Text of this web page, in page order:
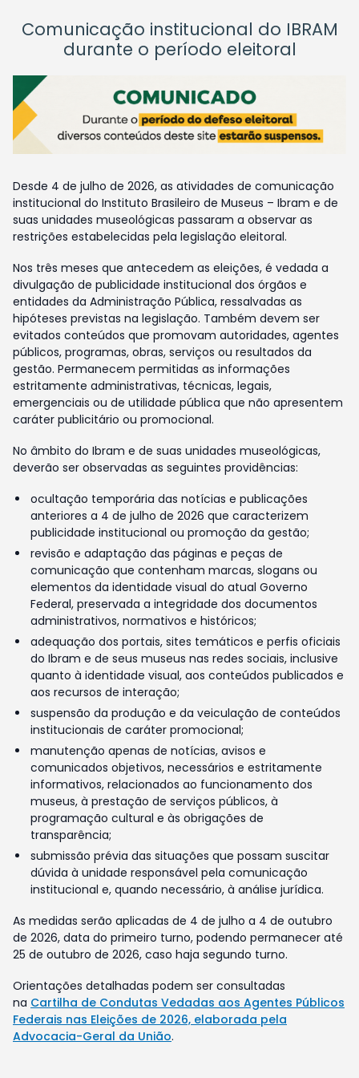
Comunicação institucional do IBRAM
durante o período eleitoral
Desde 4 de julho de 2026, as atividades de comunicação
institucional do Instituto Brasileiro de Museus – Ibram e de
suas unidades museológicas passaram a observar as
restrições estabelecidas pela legislação eleitoral.
Nos três meses que antecedem as eleições, é vedada a
divulgação de publicidade institucional dos órgãos e
entidades da Administração Pública, ressalvadas as
hipóteses previstas na legislação. Também devem ser
evitados conteúdos que promovam autoridades, agentes
públicos, programas, obras, serviços ou resultados da
gestão. Permanecem permitidas as informações
estritamente administrativas, técnicas, legais,
emergenciais ou de utilidade pública que não apresentem
caráter publicitário ou promocional.
No âmbito do Ibram e de suas unidades museológicas,
deverão ser observadas as seguintes providências:
ocultação temporária das notícias e publicações
anteriores a 4 de julho de 2026 que caracterizem
publicidade institucional ou promoção da gestão;
revisão e adaptação das páginas e peças de
comunicação que contenham marcas, slogans ou
elementos da identidade visual do atual Governo
Federal, preservada a integridade dos documentos
administrativos, normativos e históricos;
adequação dos portais, sites temáticos e perfis oficiais
do Ibram e de seus museus nas redes sociais, inclusive
quanto à identidade visual, aos conteúdos publicados e
aos recursos de interação;
suspensão da produção e da veiculação de conteúdos
institucionais de caráter promocional;
manutenção apenas de notícias, avisos e
comunicados objetivos, necessários e estritamente
informativos, relacionados ao funcionamento dos
museus, à prestação de serviços públicos, à
programação cultural e às obrigações de
transparência;
submissão prévia das situações que possam suscitar
dúvida à unidade responsável pela comunicação
institucional e, quando necessário, à análise jurídica.
As medidas serão aplicadas de 4 de julho a 4 de outubro
de 2026, data do primeiro turno, podendo permanecer até
25 de outubro de 2026, caso haja segundo turno.
Orientações detalhadas podem ser consultadas
na Cartilha de Condutas Vedadas aos Agentes Públicos
Federais nas Eleições de 2026, elaborada pela
Advocacia-Geral da União.